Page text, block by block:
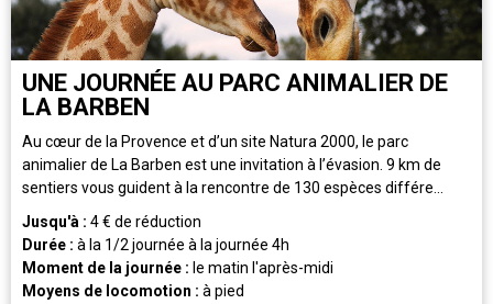
UNE JOURNÉE AU PARC ANIMALIER DE
LA BARBEN
Au cœur de la Provence et d’un site Natura 2000, le parc
animalier de La Barben est une invitation à l’évasion. 9 km de
sentiers vous guident à la rencontre de 130 espèces différe...
Jusqu'à : 4€ de réduction
Durée : à la 1/2 journée à la journée 4h
Moment de la journée : le matin l'après-midi
Moyens de locomotion : à pied